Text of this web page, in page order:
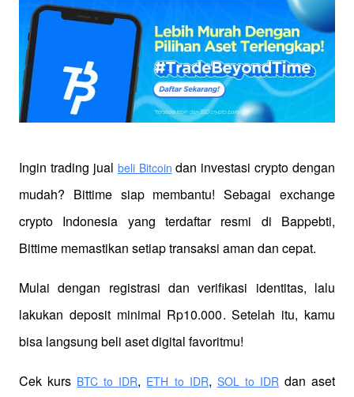
Ingin trading jual beli Bitcoin dan investasi crypto dengan
mudah? Bittime siap membantu! Sebagai exchange
crypto Indonesia yang terdaftar resmi di Bappebti,
Bittime memastikan setiap transaksi aman dan cepat.
Mulai dengan registrasi dan verifikasi identitas, lalu
lakukan deposit minimal Rp10.000. Setelah itu, kamu
bisa langsung beli aset digital favoritmu!
Cek kurs BTC to IDR, ETH to IDR, SOL to IDR dan aset